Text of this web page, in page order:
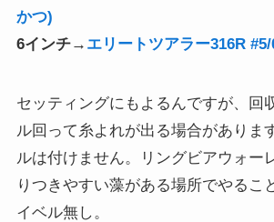
かつ)
6インチ→ エリートツアラー316R
セッティングにもよるんですが、回
ル回って糸よれが出る場合がありま
ルは付けません。リングビアウォー
りつきやすい藻がある場所でやるこ
イベル無し。